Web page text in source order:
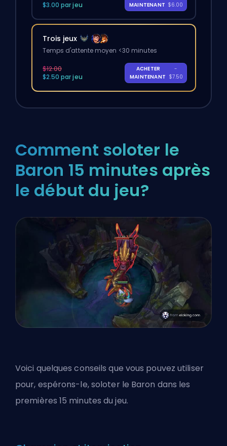
$3.00 par jeu
MAINTENANT $6.00
Trois jeux
Temps d'attente moyen <30 minutes
$12.00
$2.50 par jeu
ACHETER
MAINTENANT
-
$7.50
Comment soloter le
Baron 15 minutes après
le début du jeu?
Voici quelques conseils que vous pouvez utiliser
pour, espérons-le, soloter le Baron dans les
premières 15 minutes du jeu.